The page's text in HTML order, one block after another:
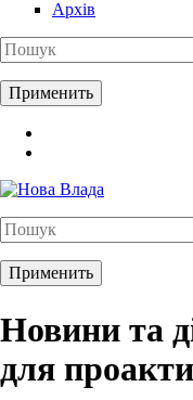
Архів
Новини та
для